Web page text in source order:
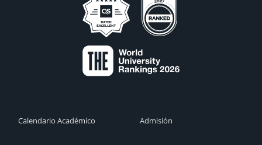
Calendario Académico Admisión